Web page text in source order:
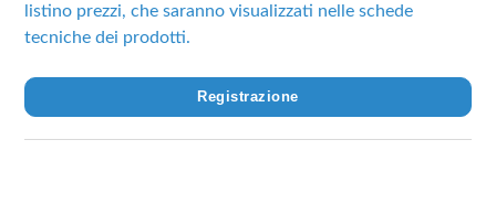
listino prezzi, che saranno visualizzati nelle schede
tecniche dei prodotti.
Registrazione